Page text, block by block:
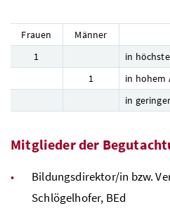
Frauen
Männer
1
in
1
in hohem
in
Mitglieder der
Bildungsdirektor/in bzw.
Schlögelhofer, BEd